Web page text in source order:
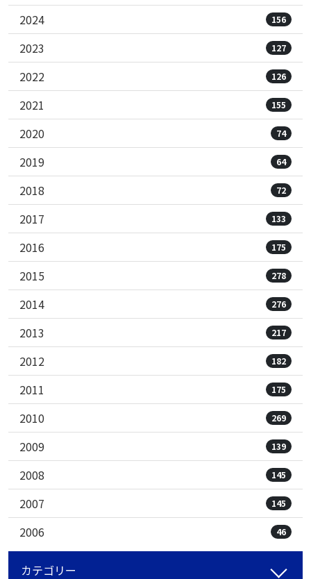
2024 156
2023 127
2022 126
2021 155
2020 74
2019 64
2018 72
2017 133
2016 175
2015 278
2014 276
2013 217
2012 182
2011 175
2010 269
2009 139
2008 145
2007 145
2006 46
カテゴリー